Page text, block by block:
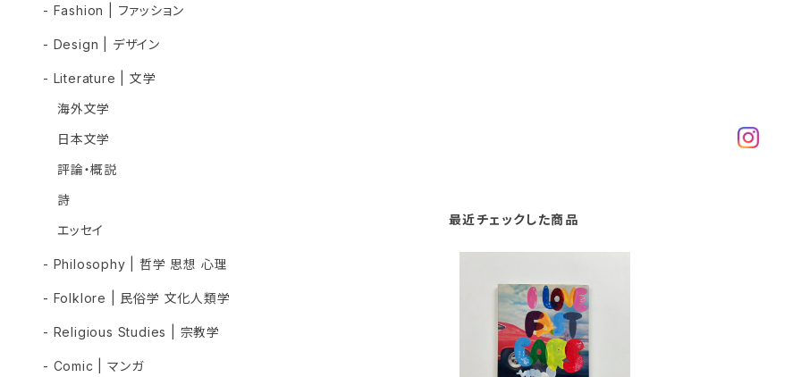
最近チェックした商品
- Fashion | ファッション
- Design | デザイン
- Literature | 文学
海外文学
日本文学
評論・概説
詩
エッセイ
- Philosophy | 哲学 思想 心理
- Folklore | 民俗学 文化人類学
- Religious Studies | 宗教学
- Comic | マンガ